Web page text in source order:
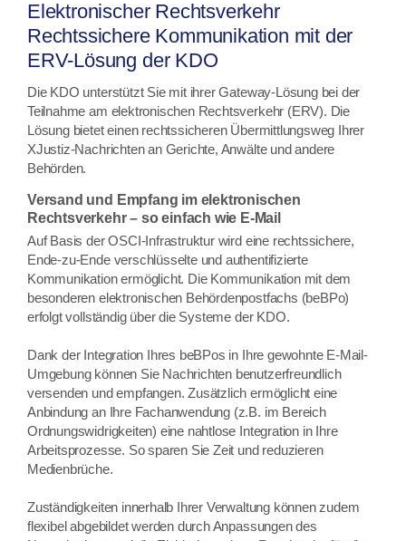
Elektronischer Rechtsverkehr
Rechtssichere Kommunikation mit der
ERV-Lösung der KDO
Die KDO unterstützt Sie mit ihrer Gateway-Lösung bei der
Teilnahme am elektronischen Rechtsverkehr (ERV). Die
Lösung bietet einen rechtssicheren Übermittlungsweg Ihrer
XJustiz-Nachrichten an Gerichte, Anwälte und andere
Behörden.
Versand und Empfang im elektronischen
Rechtsverkehr – so einfach wie E-Mail
Auf Basis der OSCI-Infrastruktur wird eine rechtssichere,
Ende-zu-Ende verschlüsselte und authentifizierte
Kommunikation ermöglicht. Die Kommunikation mit dem
besonderen elektronischen Behördenpostfachs (beBPo)
erfolgt vollständig über die Systeme der KDO.
Dank der Integration Ihres beBPos in Ihre gewohnte E-Mail-
Umgebung können Sie Nachrichten benutzerfreundlich
versenden und empfangen. Zusätzlich ermöglicht eine
Anbindung an Ihre Fachanwendung (z.B. im Bereich
Ordnungswidrigkeiten) eine nahtlose Integration in Ihre
Arbeitsprozesse. So sparen Sie Zeit und reduzieren
Medienbrüche.
Zuständigkeiten innerhalb Ihrer Verwaltung können zudem
flexibel abgebildet werden durch Anpassungen des